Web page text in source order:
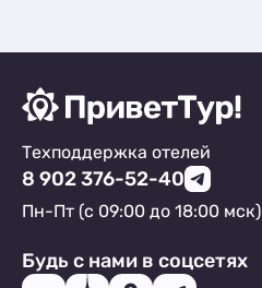
Техподдержка отелей
8 902 376-52-40
Пн-Пт (с 09:00 до 18:00 мск)
Будь с нами в соцсетях